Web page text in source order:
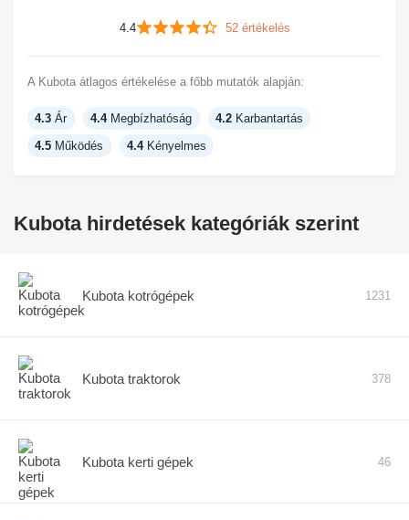
4.4 52 értékelés
A Kubota átlagos értékelése a főbb mutatók alapján:
4.3 Ár 4.4Megbízhatóság 4.2 Karbantartás
4.5 Működés 4.4Kényelmes
Kubota hirdetések kategóriák szerint
Kubota kotrógépek 1231
Kubota traktorok 378
Kubota kerti gépek 46